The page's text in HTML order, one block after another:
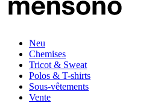
Neu
Chemises
Tricot & Sweat
Polos & T-shirts
Sous-vêtements
Vente